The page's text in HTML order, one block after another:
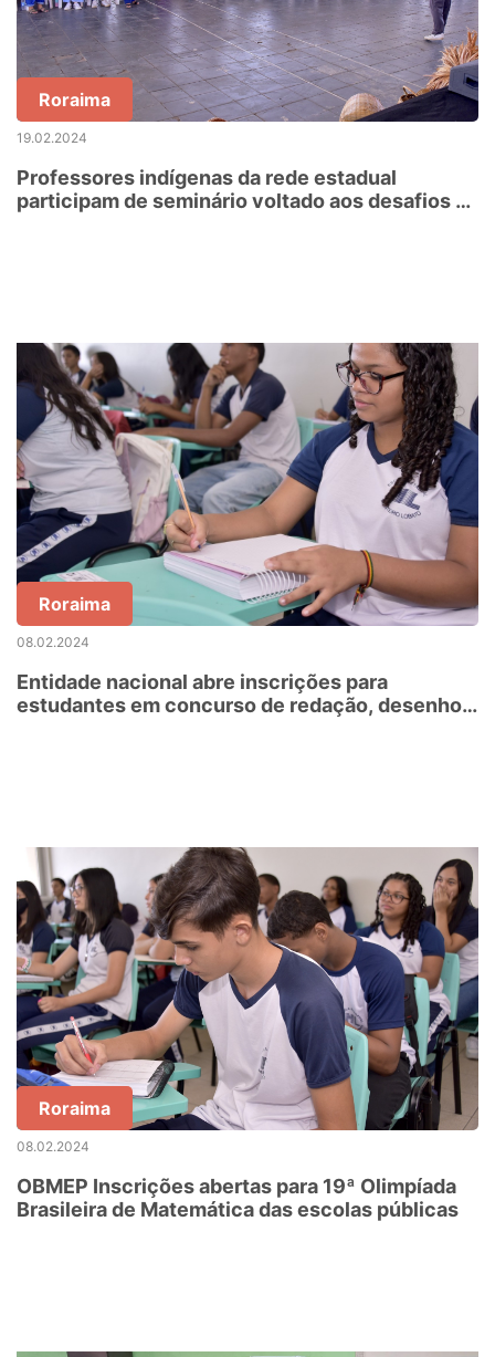
Roraima
19.02.2024
Professores indígenas da rede estadual
participam de seminário voltado aos desafios da
Roraima
08.02.2024
Entidade nacional abre inscrições para
estudantes em concurso de redação, desenho e
Roraima
08.02.2024
OBMEP Inscrições abertas para 19ª Olimpíada
Brasileira de Matemática das escolas públicas